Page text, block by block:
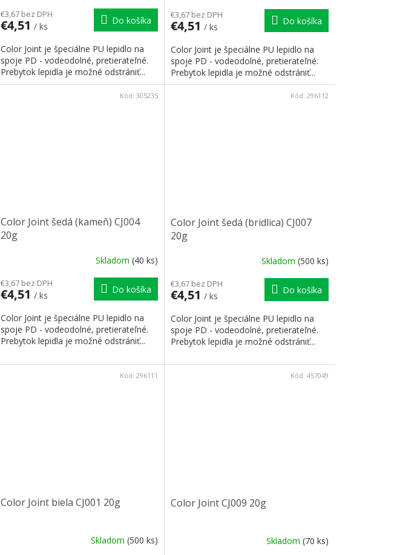
€3,67 bez DPH
€4,51 / ks
Do košíka
Color Joint je špeciálne PU lepidlo na
spoje PD - vodeodolné, pretierateľné.
Prebytok lepidla je možné odstrániť...
€3,67 bez DPH
€4,51 / ks
Do košíka
Color Joint je špeciálne PU lepidlo na
spoje PD - vodeodolné, pretierateľné.
Prebytok lepidla je možné odstrániť...
Color Joint šedá (kameň) CJ004
20g
Skladom (40 ks)
€3,67 bez DPH
€4,51 / ks
Do košíka
Color Joint je špeciálne PU lepidlo na
spoje PD - vodeodolné, pretierateľné.
Prebytok lepidla je možné odstrániť...
Kód: 305235
Color Joint šedá (bridlica) CJ007
20g
Skladom (500 ks)
€3,67 bez DPH
€4,51 / ks
Do košíka
Color Joint je špeciálne PU lepidlo na
spoje PD - vodeodolné, pretierateľné.
Prebytok lepidla je možné odstrániť...
Kód: 296112
Color Joint biela CJ001 20g
Skladom (500 ks)
Kód: 296111
Color Joint CJ009 20g
Skladom (70 ks)
Kód: 457049